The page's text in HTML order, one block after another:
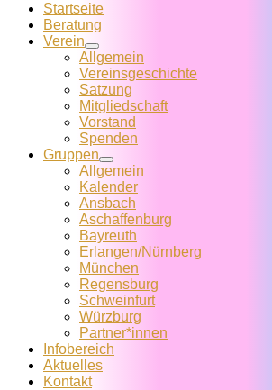
Startseite
Beratung
Verein
Allgemein
Vereins­geschichte
Satzung
Mitglied­schaft
Vorstand
Spenden
Gruppen
Allgemein
Kalender
Ansbach
Aschaffenburg
Bayreuth
Erlangen/Nürnberg
München
Regensburg
Schweinfurt
Würzburg
Partner*innen
Infobereich
Aktuelles
Kontakt